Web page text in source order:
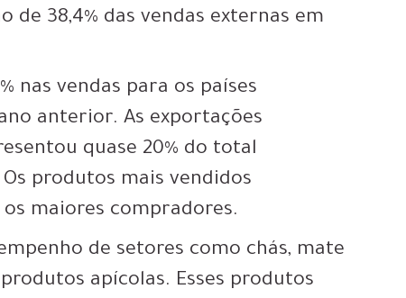
38,4% das vendas externas em
nas vendas para os países
anterior. As exportações
quase 20% do total
produtos mais vendidos
maiores compradores.
de setores como chás, mate
apícolas. Esses produtos